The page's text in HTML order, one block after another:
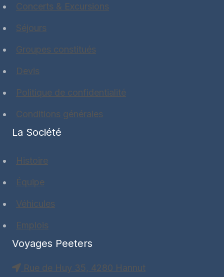
Concerts & Excursions
Séjours
Groupes constitués
Devis
Politique de confidentialité
Conditions générales
La Société
Histoire
Équipe
Véhicules
Emplois
Voyages Peeters
Rue de Huy 35, 4280 Hannut